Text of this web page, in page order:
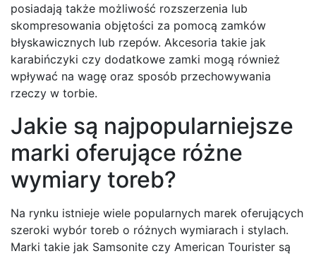
posiadają także możliwość rozszerzenia lub
skompresowania objętości za pomocą zamków
błyskawicznych lub rzepów. Akcesoria takie jak
karabińczyki czy dodatkowe zamki mogą również
wpływać na wagę oraz sposób przechowywania
rzeczy w torbie.
Jakie są najpopularniejsze
marki oferujące różne
wymiary toreb?
Na rynku istnieje wiele popularnych marek oferujących
szeroki wybór toreb o różnych wymiarach i stylach.
Marki takie jak Samsonite czy American Tourister są